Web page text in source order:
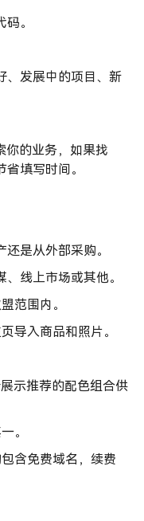
。
、发展中的项目、新
你的业务，如果找
填写时间。
是从外部采购。
线上市场或其他。
范围内。
导入商品和照片。
示推荐的配色组合供
。
含免费域名，续费